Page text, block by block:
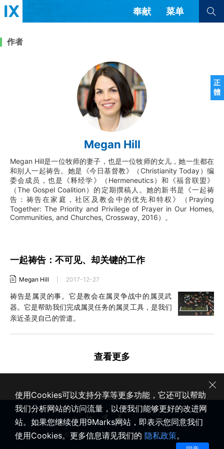
正
體
奉献 菜单
书评 访谈
解经式讲道与神学
福音传讲与宣教 成员制与教会纪律
团契生活与祷告
查看全部
查看全部
隐私条款
正體中文
西班牙语
葡萄牙语
俄语
乌兹别克语
达里语
波斯语
法语
罗马尼亚语
波兰语
越南语
意大利语
德语
韩语
土耳其语
阿拉伯语
阿尔巴尼亚语
塞尔维亚语 柬埔寨语
作者
Megan Hill
Megan Hill是一位牧师的妻子，也是一位牧师的女儿，她一生都在
和别人一起祷告。她是《今日基督教》（Christianity Today）编
委会成员，也是《释经学》（Hermeneutics）和《福音联盟》
（The Gospel Coalition）的定期撰稿人。她的新书是《一起祷
告：祷告在家庭，社区及教会中的优先和特权》（Praying
Together: The Priority and Privilege of Prayer in Our Homes,
Communities, and Churches, Crossway, 2016）。
一起祷告：不可见、却关键的工作
Megan Hill 2017-12-27
祷告是属灵的事。它是教会在属灵争战中的属灵武
器。它是帮助我们完成属灵任务的属灵工具，是我们
亲近圣灵自己的管道。
查看更多
版权所有 © 2020-2026 健康教会九标志
使用Cookies可以支持分享等更多功能，它还可以帮助
我们分析网站的访问流量，以便我们能够更好的改进网
站。如果您继续使用9Marks网站，即表示您同意我们
使用Cookies。更多信息请见我们的 隐私政策。